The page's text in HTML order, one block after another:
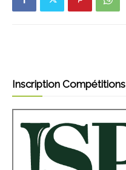
Inscription Compétitions